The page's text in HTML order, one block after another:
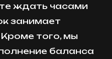
ждать часами
занимает
того, мы
баланса